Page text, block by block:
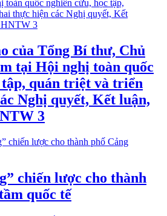
của Tổng Bí thư, Chủ
tại Hội nghị toàn quốc
quán triệt và triển
Nghị quyết, Kết luận,
3
chiến lược cho thành
quốc tế